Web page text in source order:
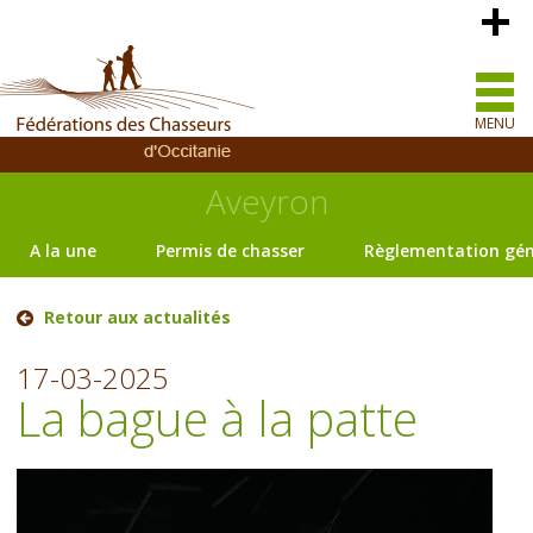
MENU
Aveyron
A la une Permis de chasser Règlementation
Retour aux actualités
17-03-2025
La bague à la patte